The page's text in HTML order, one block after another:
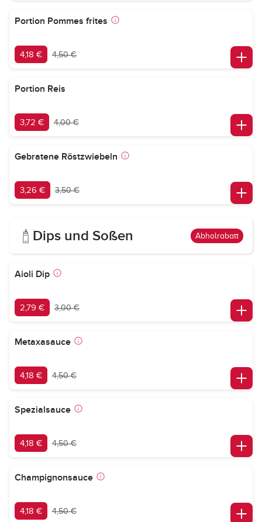
Portion Pommes frites
4,18 € 4,50 €
Portion Reis
3,72 € 4,00 €
Gebratene Röstzwiebeln
3,26 € 3,50 €
Dips und Soßen Abholrabatt
Aioli Dip
2,79 € 3,00 €
Metaxasauce
4,18 € 4,50 €
Spezialsauce
4,18 € 4,50 €
Champignonsauce
4,18 € 4,50 €